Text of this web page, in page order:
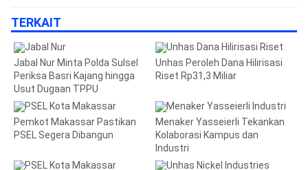
TERKAIT
Jabal Nur Minta Polda Sulsel
Periksa Basri Kajang hingga
Usut Dugaan TPPU
Unhas Peroleh Dana Hilirisasi
Riset Rp31,3 Miliar
Pemkot Makassar Pastikan
PSEL Segera Dibangun
Menaker Yasseierli Tekankan
Kolaborasi Kampus dan
Industri